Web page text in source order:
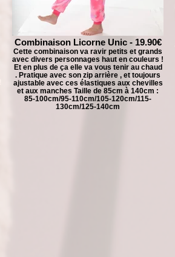
Combinaison Licorne Unic - 19.90€
Cette combinaison va ravir petits et grands
avec divers personnages haut en couleurs !
Et en plus de ça elle va vous tenir au chaud
. Pratique avec son zip arrière , et toujours
ajustable avec ces élastiques aux chevilles
et aux manches Taille de 85cm à 140cm :
85-100cm/95-110cm/105-120cm/115-
130cm/125-140cm